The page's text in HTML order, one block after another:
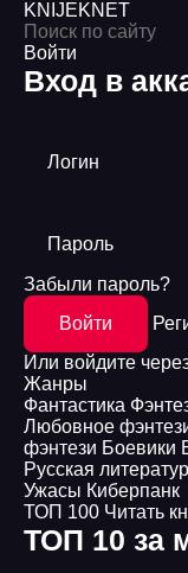
KNIJEKNET
Войти
Вход в
Логин
Пароль
Забыли пароль?
Войти
Или войдите
Жанры
Фантастика
Любовное
фэнтези Боевики
Русская
Ужасы Киберпанк
ТОП 100 Читать
ТОП 10 за